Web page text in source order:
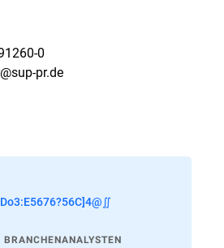
0
pr.de
BRANCHENANALYSTEN